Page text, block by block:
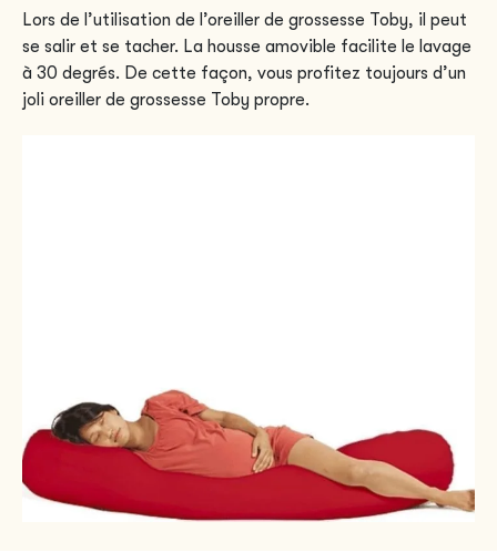
Lors de l’utilisation de l’oreiller de grossesse Toby, il peut
se salir et se tacher. La housse amovible facilite le lavage
à 30 degrés. De cette façon, vous profitez toujours d’un
joli oreiller de grossesse Toby propre.